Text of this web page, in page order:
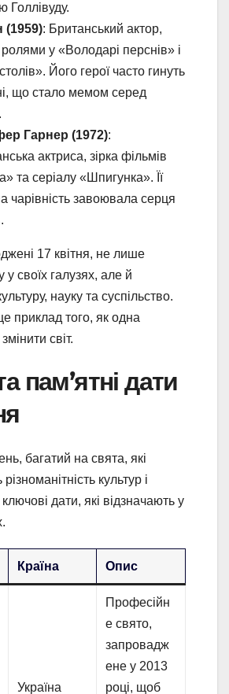
Голлівуду.
(1959): Британський актор,
у «Володарі перснів» і
Його герої часто гинуть
що стало мемом серед
Гарнер (1972):
актриса, зірка фільмів
та серіалу «Шпигунка». Її
чарівність завоювала серця
17 квітня, не лише
у своїх галузях, але й
науку та суспільство.
це приклад того, як одна
світ.
пам’ятні дати
багатий на свята, які
культур і
дати, які відзначають у
Країна Опис
Україна
Професійн
е свято,
запровадж
ене у 2013
році, щоб